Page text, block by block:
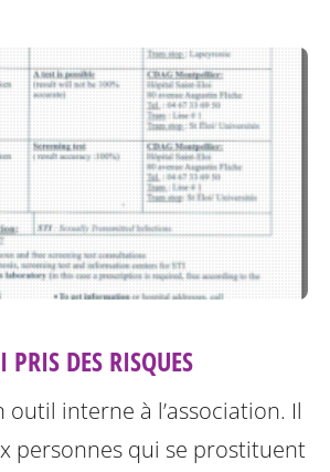
PRIS DES RISQUES
outil interne à l’association. Il
personnes qui se prostituent